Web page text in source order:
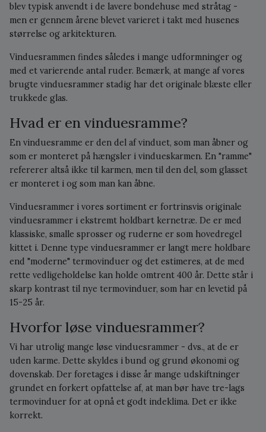
blev typisk anvendt i de lavere bondehuse med stråtag -
men er gennem årene blevet varieret i takt med husenes
størrelse og arkitekturen.
Vinduesrammen findes således i mange udformninger og
med et varierende antal ruder. Bemærk, at mange af vores
brugte vinduesrammer stadig har det originale blæste eller
trukkede glas.
Hvad er en vinduesramme?
En vinduesramme er den del af vinduet, som man åbner og
som er monteret på hængsler i vindueskarmen. En "ramme"
refererer altså ikke til karmen, men til den del, som glasset
er monteret i og som man kan åbne.
Vinduesrammer i vores sortiment er fortrinsvis originale
vinduesrammer i ekstremt holdbart kernetræ. De er med
klassiske, smalle sprosser og ruderne er som hovedregel
kittet i. Denne type vinduesrammer er langt mere holdbare
end "moderne" termovinduer og det estimeres, at de med
rette vedligeholdelse kan holde omtrent 400 år. Dette står i
skarp kontrast til nye termovinduer, som har en levetid på
15-25 år.
Hvorfor løse vinduesrammer?
Vi har utrolig mange løse vinduesrammer - dvs., at de er
uden karme. Dette skyldes i bund og grund økonomi og
dovenskab. Der foretages i disse år mange udskiftninger
grundet en forkert opfattelse af, at man bør have tre-lags
termovinduer for at opnå et godt indeklima. Det er ikke
korrekt.